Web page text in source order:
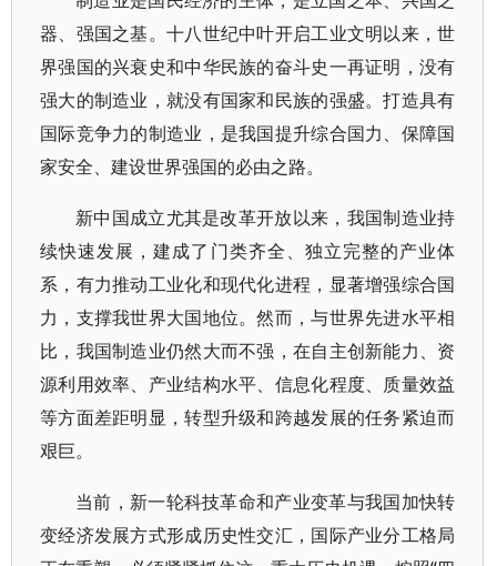
器、强国之基。十八世纪中叶开启工业文明以来，世
界强国的兴衰史和中华民族的奋斗史一再证明，没有
强大的制造业，就没有国家和民族的强盛。打造具有
国际竞争力的制造业，是我国提升综合国力、保障国
家安全、建设世界强国的必由之路。
新中国成立尤其是改革开放以来，我国制造业持
续快速发展，建成了门类齐全、独立完整的产业体
系，有力推动工业化和现代化进程，显著增强综合国
力，支撑我世界大国地位。然而，与世界先进水平相
比，我国制造业仍然大而不强，在自主创新能力、资
源利用效率、产业结构水平、信息化程度、质量效益
等方面差距明显，转型升级和跨越发展的任务紧迫而
艰巨。
当前，新一轮科技革命和产业变革与我国加快转
变经济发展方式形成历史性交汇，国际产业分工格局